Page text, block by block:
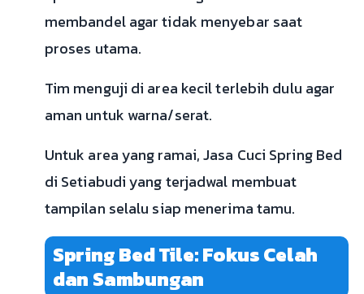
membandel agar tidak menyebar saat
proses utama.
Tim menguji di area kecil terlebih dulu agar
aman untuk warna/serat.
Untuk area yang ramai, Jasa Cuci Spring Bed
di Setiabudi yang terjadwal membuat
tampilan selalu siap menerima tamu.
Spring Bed Tile: Fokus Celah
dan Sambungan